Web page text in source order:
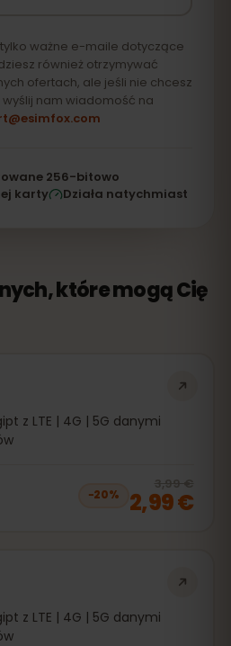
ważne e-maile dotyczące
również otrzymywać
ofertach, ale jeśli nie chcesz
nam wiadomość na
256-bitowo
karty
Działa natychmiast
które mogą Cię
z LTE | 4G | 5G danymi
−20%
3,99 €
2,99 €
z LTE | 4G | 5G danymi